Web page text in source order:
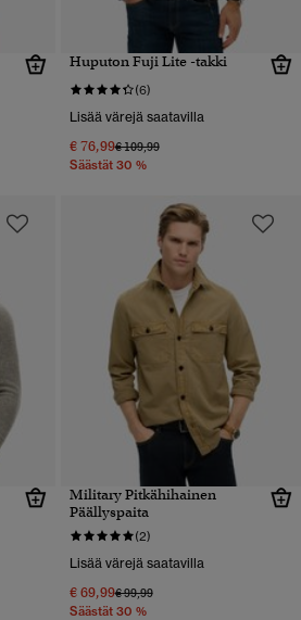
Huputon Fuji Lite -takki
(6)
Lisää värejä saatavilla
€ 76,99Hinta alennettu hinnasta
€ 109,99hintaan
Säästät 30 %
Military Pitkähihainen
Päällyspaita
(2)
Lisää värejä saatavilla
€ 69,99Hinta alennettu hinnasta
€ 99,99hintaan
Säästät 30 %